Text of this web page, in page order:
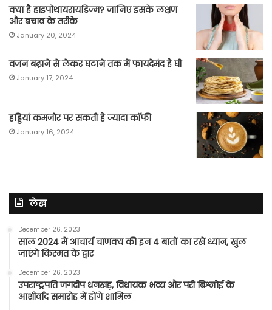
क्या है हाइपोथायरायडिज्म? जानिए इसके लक्षण
और बचाव के तरीके
January 20, 2024
वजन बढ़ाने से लेकर घटाने तक में फायदेमंद है घी
January 17, 2024
हड्डियां कमजोर पर सकती है ज्यादा कॉफी
January 16, 2024
लेख
December 26, 2023
साल 2024 में आचार्य चाणक्य की इन 4 बातों का रखें ध्यान, खुल
जाएंगे किस्मत के द्वार
December 26, 2023
उपराष्ट्रपति जगदीप धनखड़, विधायक भव्य और परी बिश्नोई के
आशीर्वाद समारोह में होंगे शामिल